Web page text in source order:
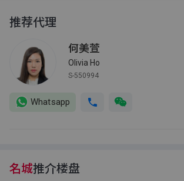
推荐代理
何美萱
Olivia Ho
S-550994
Whatsapp
名城推介楼盘